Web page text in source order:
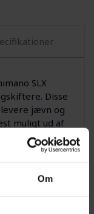
Om
SLX
Disse
jævn og
muligt ud af
kvalitet og
der er
forhold